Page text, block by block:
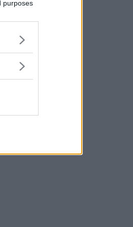
purposes